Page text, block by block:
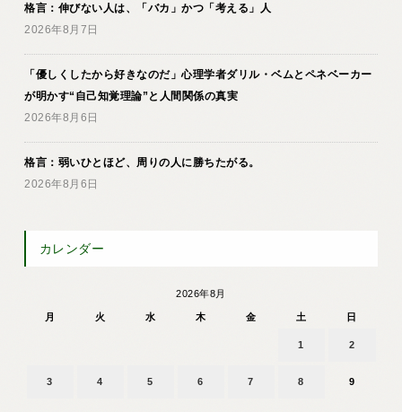
格言：伸びない人は、「バカ」かつ「考える」人
2026年8月7日
「優しくしたから好きなのだ」心理学者ダリル・ベムとペネベーカー
が明かす“自己知覚理論”と人間関係の真実
2026年8月6日
格言：弱いひとほど、周りの人に勝ちたがる。
2026年8月6日
カレンダー
2026年8月
月 火 水 木 金 土 日
1 2
3 4 5 6 7 8 9